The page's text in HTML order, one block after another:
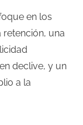
en los
una
declive, y un
a la